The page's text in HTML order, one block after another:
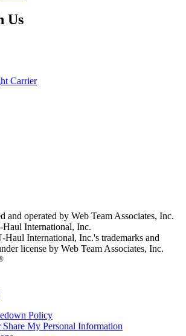
Us
Carrier
and operated by Web Team Associates, Inc.
Haul International, Inc.
Haul International, Inc.'s trademarks and
license by Web Team Associates, Inc.
Policy
My Personal Information